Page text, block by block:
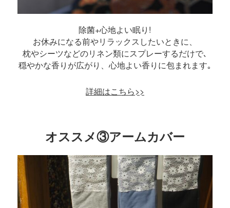
除菌+心地よい眠り!
お休みになる前やリラックスしたいときに、
枕やシーツなどのリネン類にスプレーするだけで､
穏やかな香りが広がり、心地よい香りに包まれます｡
詳細はこちら>>
オススメ③アームカバー